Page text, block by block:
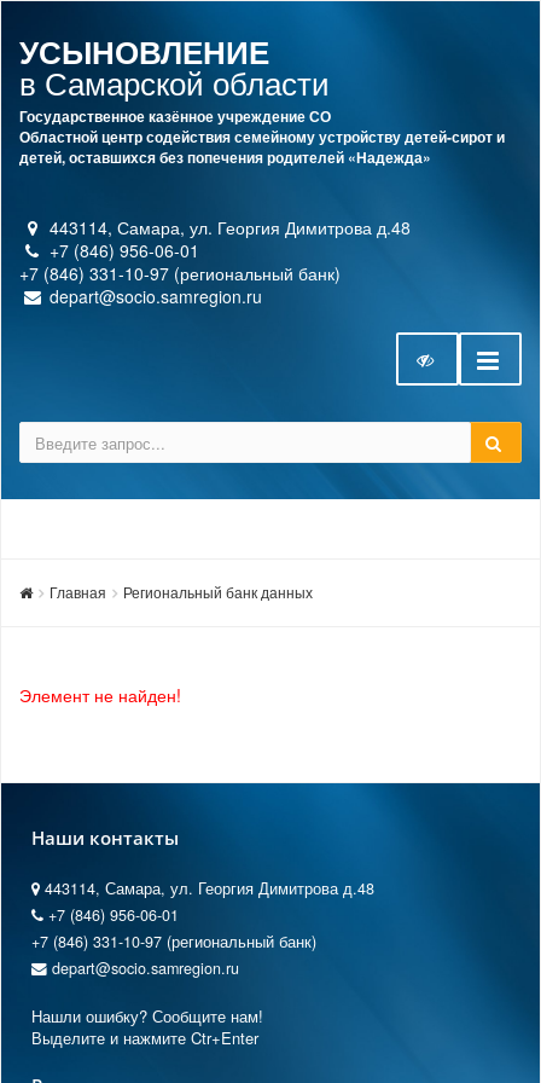
УСЫНОВЛЕНИЕ
в Самарской области
Государственное казённое учреждение СО
Областной центр содействия семейному устройству детей-сирот и
детей, оставшихся без попечения родителей «Надежда»
443114, Самара, ул. Георгия Димитрова д.48
+7 (846) 956-06-01
+7 (846) 331-10-97 (региональный банк)
depart@socio.samregion.ru
Главная Региональный банк данных
Элемент не найден!
Наши контакты
443114, Самара, ул. Георгия Димитрова д.48
+7 (846) 956-06-01
+7 (846) 331-10-97 (региональный банк)
depart@socio.samregion.ru
Нашли ошибку? Сообщите нам!
Выделите и нажмите Ctr+Enter